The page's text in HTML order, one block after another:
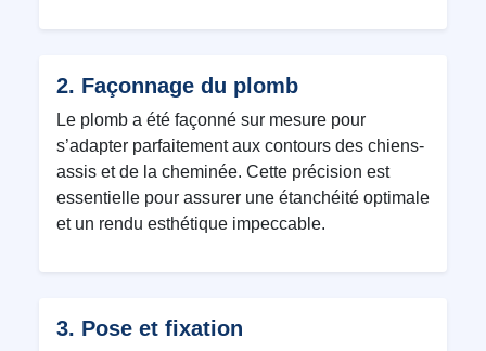
2. Façonnage du plomb
Le plomb a été façonné sur mesure pour
s’adapter parfaitement aux contours des chiens-
assis et de la cheminée. Cette précision est
essentielle pour assurer une étanchéité optimale
et un rendu esthétique impeccable.
3. Pose et fixation